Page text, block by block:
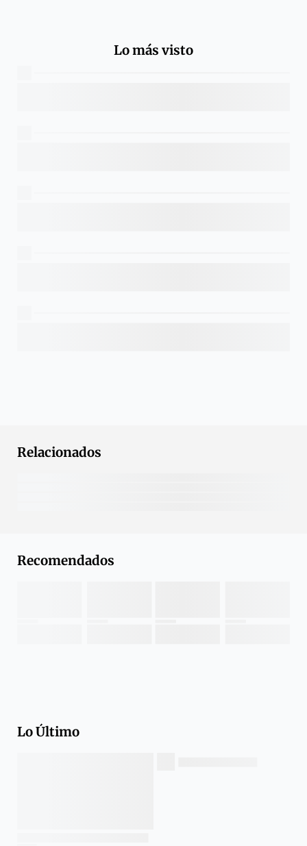
Lo más visto
Relacionados
Recomendados
Lo Último